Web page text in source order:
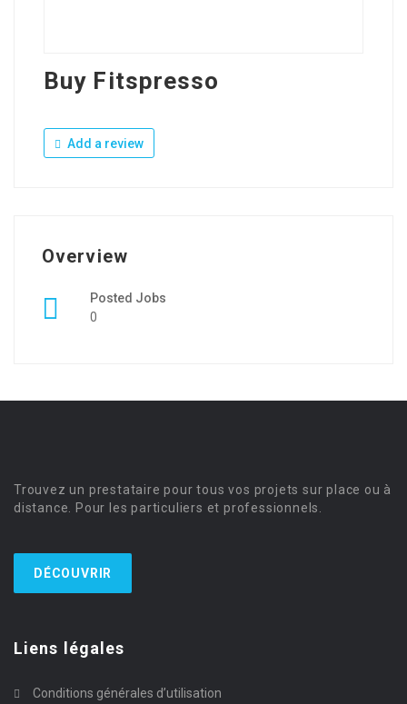
Buy Fitspresso
Add a review
Overview
Posted Jobs
0
Trouvez un prestataire pour tous vos projets sur place ou à
distance. Pour les particuliers et professionnels.
DÉCOUVRIR
Liens légales
Conditions générales d’utilisation